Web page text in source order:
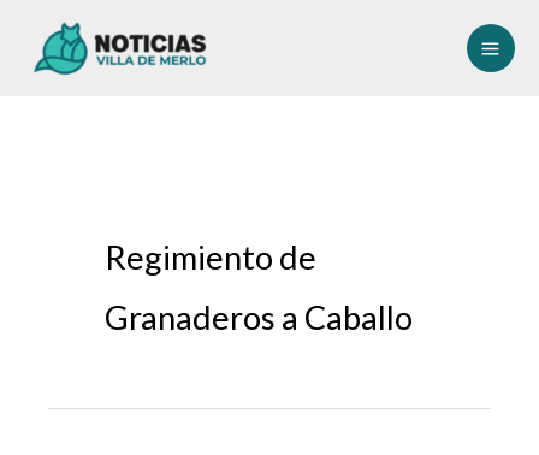
Regimiento de
Granaderos a Caballo